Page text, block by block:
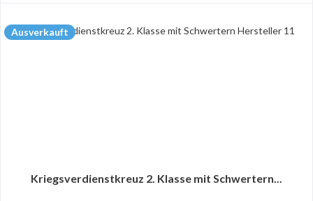
Ausverkauft
Kriegsverdienstkreuz 2. Klasse mit Schwertern...